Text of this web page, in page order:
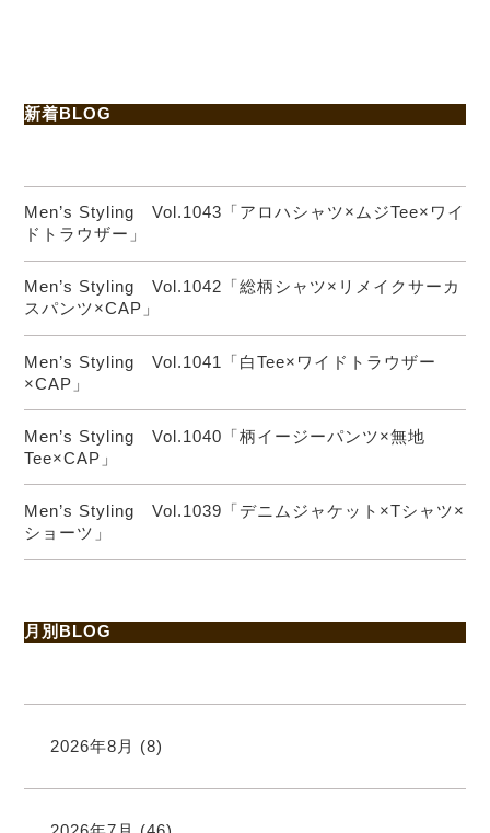
新着BLOG
Men’s Styling Vol.1043「アロハシャツ×ムジTee×ワイ
ドトラウザー」
Men’s Styling Vol.1042「総柄シャツ×リメイクサーカ
スパンツ×CAP」
Men’s Styling Vol.1041「白Tee×ワイドトラウザー
×CAP」
Men’s Styling Vol.1040「柄イージーパンツ×無地
Tee×CAP」
Men’s Styling Vol.1039「デニムジャケット×Tシャツ×
ショーツ」
月別BLOG
2026年8月 (8)